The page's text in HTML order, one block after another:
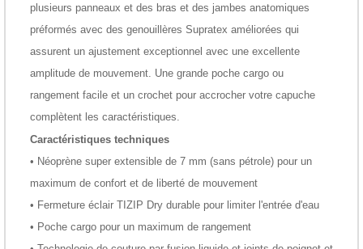
plusieurs panneaux et des bras et des jambes anatomiques
préformés avec des genouillères Supratex améliorées qui
assurent un ajustement exceptionnel avec une excellente
amplitude de mouvement. Une grande poche cargo ou
rangement facile et un crochet pour accrocher votre capuche
complètent les caractéristiques.
Caractéristiques techniques
• Néoprène super extensible de 7 mm (sans pétrole) pour un
maximum de confort et de liberté de mouvement
• Fermeture éclair TIZIP Dry durable pour limiter l'entrée d'eau
• Poche cargo pour un maximum de rangement